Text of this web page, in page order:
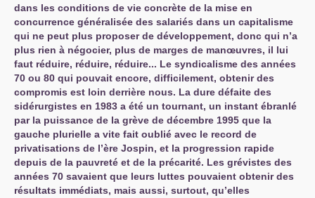
dans les conditions de vie concrète de la mise en
concurrence généralisée des salariés dans un capitalisme
qui ne peut plus proposer de développement, donc qui n’a
plus rien à négocier, plus de marges de manœuvres, il lui
faut réduire, réduire, réduire... Le syndicalisme des années
70 ou 80 qui pouvait encore, difficilement, obtenir des
compromis est loin derrière nous. La dure défaite des
sidérurgistes en 1983 a été un tournant, un instant ébranlé
par la puissance de la grève de décembre 1995 que la
gauche plurielle a vite fait oublié avec le record de
privatisations de l’ère Jospin, et la progression rapide
depuis de la pauvreté et de la précarité. Les grévistes des
années 70 savaient que leurs luttes pouvaient obtenir des
résultats immédiats, mais aussi, surtout, qu’elles